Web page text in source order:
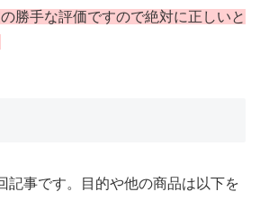
勝手な評価ですので絶対に正しいと
記事です。目的や他の商品は以下を